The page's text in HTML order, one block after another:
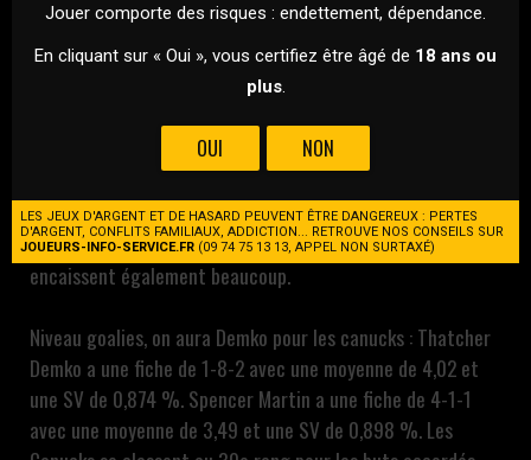
CANUCKS
LES CANUCKS REÇOIVENT LES KINGS
Le seul match de cette nuit va opposer les canucks aux
match à haut scoring, il devrait y avoir du pion, ce sont
deux franchises qui scorent énormément mais qui
encaissent également beaucoup.
Niveau goalies, on aura Demko pour les canucks : Thatcher
Demko a une fiche de 1-8-2 avec une moyenne de 4,02 et
une SV de 0,874 %. Spencer Martin a une fiche de 4-1-1
avec une moyenne de 3,49 et une SV de 0,898 %. Les
Jouer comporte des risques : endettement, dépendance.
En cliquant sur « Oui », vous certifiez être âgé de 18 ans ou
plus.
OUI NON
LES JEUX D'ARGENT ET DE HASARD PEUVENT ÊTRE DANGEREUX : PERTES
D'ARGENT, CONFLITS FAMILIAUX, ADDICTION... RETROUVE NOS CONSEILS SUR
JOUEURS-INFO-SERVICE.FR (09 74 75 13 13, APPEL NON SURTAXÉ)